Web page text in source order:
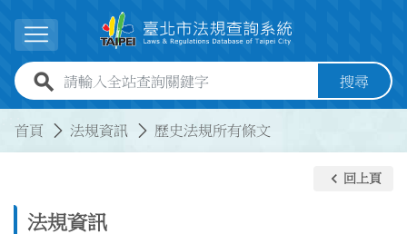
展開選單
全站查詢關鍵字欄位 搜尋
首頁 法規資訊 歷史法規所有條文
法規資訊
keyboard_arrow_left 回上頁